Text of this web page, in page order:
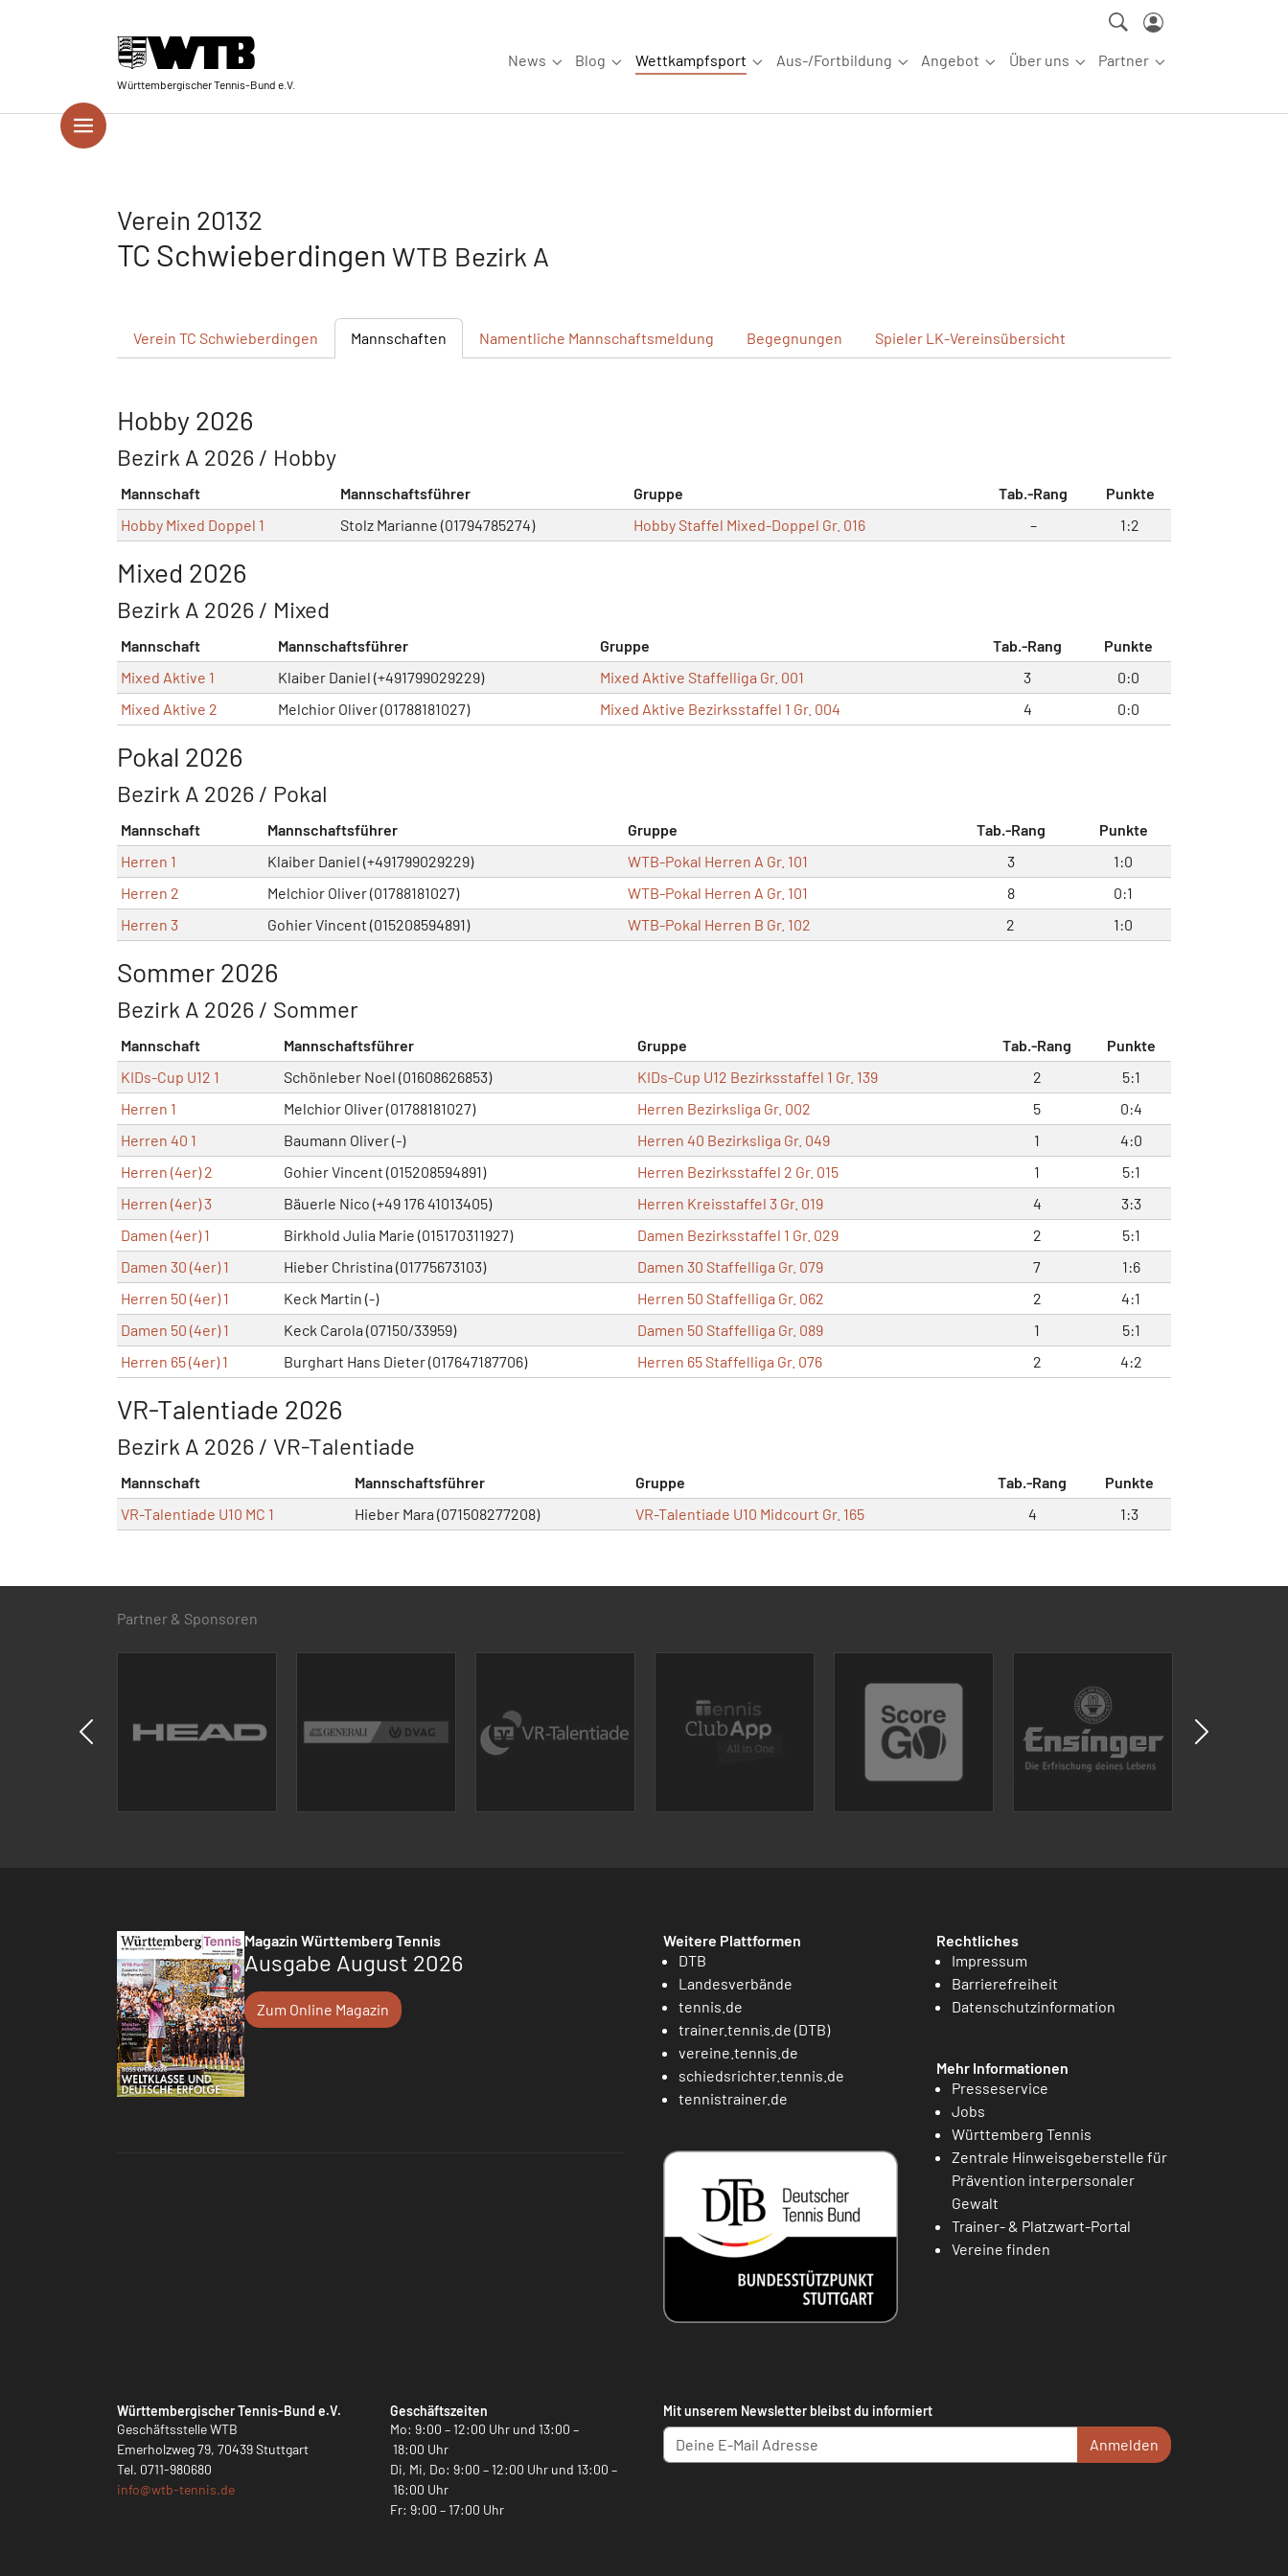
Württembergischer Tennis-Bund e.V.
News
Submenu for "News"
Blog
Submenu for "Blog"
Wettkampfsport
Submenu for "Wettkampfsport"
Aus-/Fortbildung
Submenu for "Aus-/Fortbildung"
Angebot
Submenu for "Angebot"
Über uns
Submenu for "Über uns"
Partner
Submenu for
Verein 20132
TC Schwieberdingen WTB Bezirk A
Verein TC Schwieberdingen Mannschaften Namentliche Mannschaftsmeldung Begegnungen Spieler LK-Vereinsübersicht
Hobby 2026
Bezirk A 2026 / Hobby
Mannschaft Mannschaftsführer Gruppe Tab.-Rang
Punkte
Hobby Mixed Doppel 1
Stolz Marianne (01794785274) Hobby Staffel Mixed-Doppel Gr. 016 – 1:2
Mixed 2026
Bezirk A 2026 / Mixed
Mannschaft Mannschaftsführer Gruppe Tab.-Rang
Punkte
Mixed Aktive 1
Klaiber Daniel (+491799029229) Mixed Aktive Staffelliga Gr. 001 3
0:0
Mixed Aktive 2
Melchior Oliver (01788181027) Mixed Aktive Bezirksstaffel 1 Gr. 004 4 0:0
Pokal 2026
Bezirk A 2026 / Pokal
Mannschaft Mannschaftsführer Gruppe Tab.-Rang
Punkte
Herren 1
Klaiber Daniel (+491799029229) WTB-Pokal Herren A Gr. 101 3
1:0
Herren 2
Melchior Oliver (01788181027) WTB-Pokal Herren A Gr. 101 8
0:1
Herren 3
Gohier Vincent (015208594891) WTB-Pokal Herren B Gr. 102 2 1:0
Sommer 2026
Bezirk A 2026 / Sommer
Mannschaft Mannschaftsführer Gruppe Tab.-Rang
Punkte
KIDs-Cup U12 1
Schönleber Noel (01608626853) KIDs-Cup U12 Bezirksstaffel 1 Gr. 139 2
5:1
Herren 1
Melchior Oliver (01788181027) Herren Bezirksliga Gr. 002 5
0:4
Herren 40 1
Baumann Oliver (-) Herren 40 Bezirksliga Gr. 049 1
4:0
Herren (4er) 2
Gohier Vincent (015208594891) Herren Bezirksstaffel 2 Gr. 015 1
5:1
Herren (4er) 3
Bäuerle Nico (+49 176 41013405) Herren Kreisstaffel 3 Gr. 019 4
3:3
Damen (4er) 1
Birkhold Julia Marie (015170311927) Damen Bezirksstaffel 1 Gr. 029 2
5:1
Damen 30 (4er) 1
Hieber Christina (01775673103) Damen 30 Staffelliga Gr. 079 7
1:6
Herren 50 (4er) 1
Keck Martin (-) Herren 50 Staffelliga Gr. 062 2
4:1
Damen 50 (4er) 1
Keck Carola (07150/33959) Damen 50 Staffelliga Gr. 089 1
5:1
Herren 65 (4er) 1
Burghart Hans Dieter (017647187706) Herren 65 Staffelliga Gr. 076 2 4:2
VR-Talentiade 2026
Bezirk A 2026 / VR-Talentiade
Mannschaft Mannschaftsführer Gruppe Tab.-Rang
Punkte
VR-Talentiade U10 MC 1
Hieber Mara (071508277208) VR-Talentiade U10 Midcourt Gr. 165 4 1:3
Partner & Sponsoren
Magazin Württemberg Tennis
Ausgabe August 2026
Zum Online Magazin
Weitere Plattformen
DTB
Landesverbände
tennis.de
trainer.tennis.de (DTB)
vereine.tennis.de
schiedsrichter.tennis.de
tennistrainer.de
Rechtliches
Impressum
Barrierefreiheit
Datenschutzinformation
Mehr Informationen
Presseservice
Jobs
Württemberg Tennis
Zentrale Hinweisgeberstelle für
Prävention interpersonaler
Gewalt
Trainer- & Platzwart-Portal
Vereine finden
Württembergischer Tennis-Bund e.V.
Geschäftsstelle WTB
Emerholzweg 79, 70439 Stuttgart
Tel. 0711-980680
info@wtb-tennis.de
Geschäftszeiten
Mo: 9:00 – 12:00 Uhr und 13:00 –
18:00 Uhr
Di, Mi, Do: 9:00 – 12:00 Uhr und 13:00 –
16:00 Uhr
Fr: 9:00 – 17:00 Uhr
Mit unserem Newsletter bleibst du informiert
Anmelden